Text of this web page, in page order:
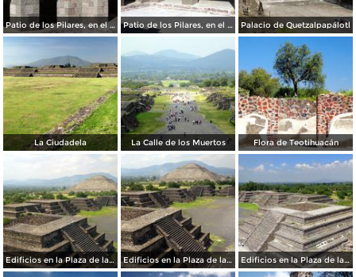
Patio de los Pilares, en el Palacio de Quetzalpapálotl Patio de los Pilares, en el Palacio de Quetzalpapálotl Palacio de Quetzalpapálotl
La Ciudadela La Calle de los Muertos Flora de Teotihuacán
Edificios en la Plaza de la Luna Edificios en la Plaza de la Luna Edificios en la Plaza de la Luna